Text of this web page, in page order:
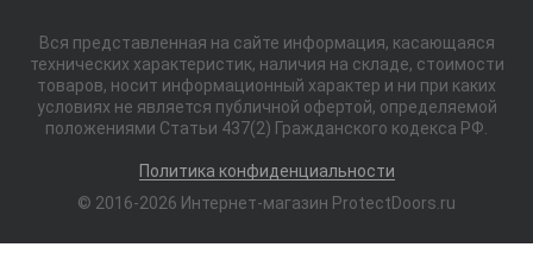
Вся представленная на сайте информация, касающаяся
технических характеристик, наличия на складе, стоимости
товаров, носит информационный характер и ни при каких
условиях не является публичной офертой, определяемой
положениями Статьи 437(2) Гражданского кодекса РФ.
Политика конфиденциальности
© 2016-2026 Интернет-магазин ProtectDoors.ru